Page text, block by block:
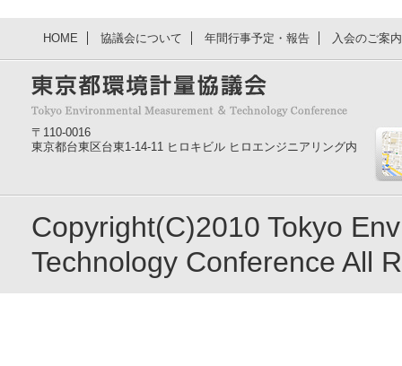
HOME 協議会について 年間行事予定・報告 入会のご案
〒110-0016
東京都台東区台東1-14-11 ヒロキビル ヒロエンジニアリング内
Copyright(C)2010 Tokyo
Technology Conference All